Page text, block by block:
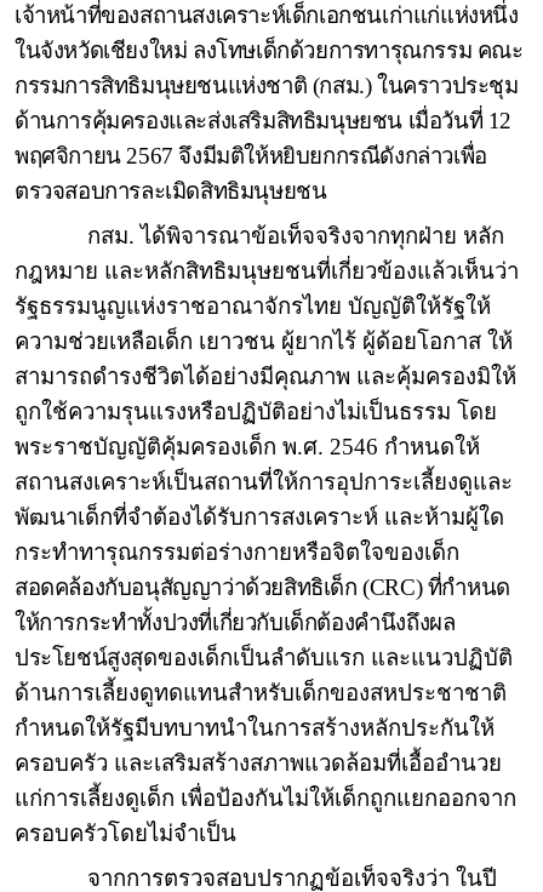
เจ้าหน้าที่ของสถานสงเคราะห์เด็กเอกชนเก่าแก่แห่งหนึ่ง
ในจังหวัดเชียงใหม่ ลงโทษเด็กด้วยการทารุณกรรม คณะ
กรรมการสิทธิมนุษยชนแห่งชาติ (กสม.) ในคราวประชุม
ด้านการคุ้มครองและส่งเสริมสิทธิมนุษยชน เมื่อวันที่ 12
พฤศจิกายน 2567 จึงมีมติให้หยิบยกกรณีดังกล่าวเพื่อ
ตรวจสอบการละเมิดสิทธิมนุษยชน
กสม. ได้พิจารณาข้อเท็จจริงจากทุกฝ่าย หลัก
กฎหมาย และหลักสิทธิมนุษยชนที่เกี่ยวข้องแล้วเห็นว่า
รัฐธรรมนูญแห่งราชอาณาจักรไทย บัญญัติให้รัฐให้
ความช่วยเหลือเด็ก เยาวชน ผู้ยากไร้ ผู้ด้อยโอกาส ให้
สามารถดำรงชีวิตได้อย่างมีคุณภาพ และคุ้มครองมิให้
ถูกใช้ความรุนแรงหรือปฏิบัติอย่างไม่เป็นธรรม โดย
พระราชบัญญัติคุ้มครองเด็ก พ.ศ. 2546 กำหนดให้
สถานสงเคราะห์เป็นสถานที่ให้การอุปการะเลี้ยงดูและ
พัฒนาเด็กที่จำต้องได้รับการสงเคราะห์ และห้ามผู้ใด
กระทำทารุณกรรมต่อร่างกายหรือจิตใจของเด็ก
สอดคล้องกับอนุสัญญาว่าด้วยสิทธิเด็ก (CRC)ที่กำหนด
ให้การกระทำทั้งปวงที่เกี่ยวกับเด็กต้องคำนึงถึงผล
ประโยชน์สูงสุดของเด็กเป็นลำดับแรก และแนวปฏิบัติ
ด้านการเลี้ยงดูทดแทนสำหรับเด็กของสหประชาชาติ
กำหนดให้รัฐมีบทบาทนำในการสร้างหลักประกันให้
ครอบครัว และเสริมสร้างสภาพแวดล้อมที่เอื้ออำนวย
แก่การเลี้ยงดูเด็ก เพื่อป้องกันไม่ให้เด็กถูกแยกออกจาก
ครอบครัวโดยไม่จำเป็น
จากการตรวจสอบปรากฏข้อเท็จจริงว่า ในปี